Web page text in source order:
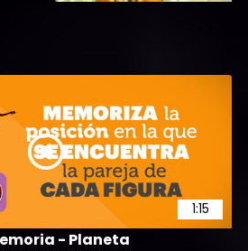
1:15
- Planeta